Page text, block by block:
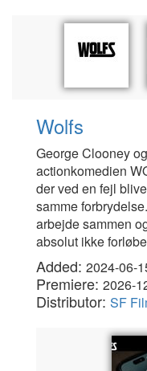
Wolfs
George Clooney
actionkomedien
der ved en fejl
samme
arbejde sammen
absolut ikke
Added: 2024-06-
Premiere: 2026-
Distributor: SF